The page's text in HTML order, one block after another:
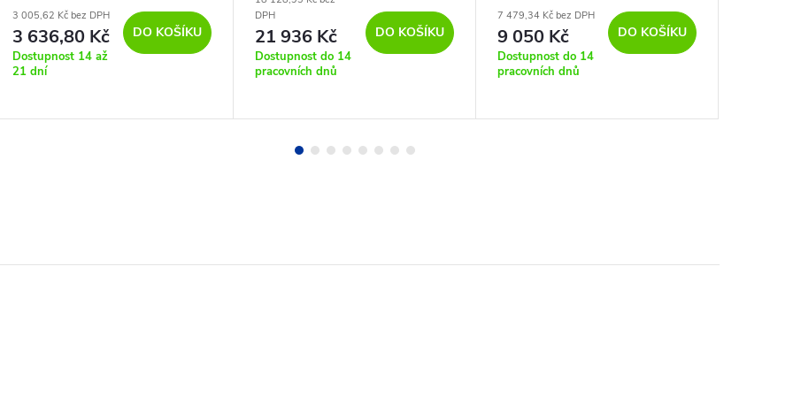
3 005,62 Kč bez DPH
3 636,80 Kč
Dostupnost 14 až
21 dní
DO KOŠÍKU
DPH
21 936 Kč
Dostupnost do 14
pracovních dnů
DO KOŠÍKU
5000K
7 479,34 Kč bez DPH
9 050 Kč
Dostupnost do 14
pracovních dnů
DO KOŠÍKU